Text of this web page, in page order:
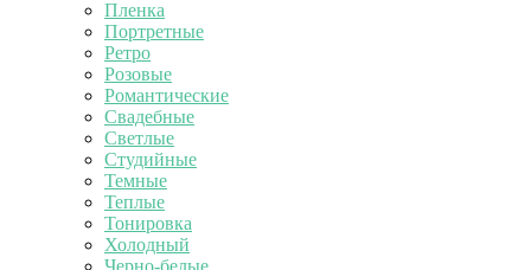
Пленка
Портретные
Ретро
Розовые
Романтические
Свадебные
Светлые
Студийные
Темные
Теплые
Тонировка
Холодный
Черно-белые